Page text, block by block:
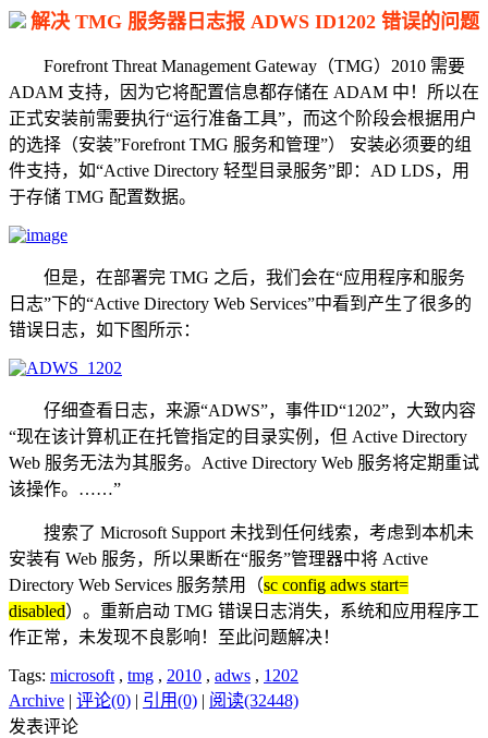
解决 TMG 服务器日志报 ADWS ID1202 错误的问题
Forefront Threat Management Gateway（TMG）2010 需要
ADAM 支持，因为它将配置信息都存储在 ADAM 中！所以在
正式安装前需要执行“运行准备工具”，而这个阶段会根据用户
的选择（安装”Forefront TMG 服务和管理”） 安装必须要的组
件支持，如“Active Directory 轻型目录服务”即：AD LDS，用
于存储 TMG 配置数据。
但是，在部署完 TMG 之后，我们会在“应用程序和服务
日志”下的“Active Directory Web Services”中看到产生了很多的
错误日志，如下图所示：
仔细查看日志，来源“ADWS”，事件ID“1202”，大致内容
“现在该计算机正在托管指定的目录实例，但 Active Directory
Web 服务无法为其服务。Active Directory Web 服务将定期重试
该操作。……”
搜索了 Microsoft Support 未找到任何线索，考虑到本机未
安装有 Web 服务，所以果断在“服务”管理器中将 Active
Directory Web Services 服务禁用（sc config adws start=
disabled）。重新启动 TMG 错误日志消失，系统和应用程序工
作正常，未发现不良影响！至此问题解决！
Tags: microsoft, tmg , 2010 , adws , 1202
Archive | 评论(0) | 引用(0) | 阅读(32448)
发表评论